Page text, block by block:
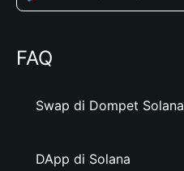
FAQ
Swap di Dompet Solana
DApp di Solana